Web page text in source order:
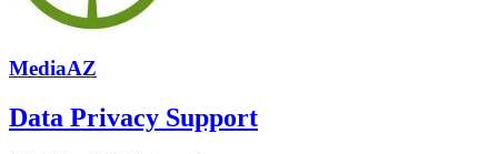
MediaAZ
Data Privacy Support